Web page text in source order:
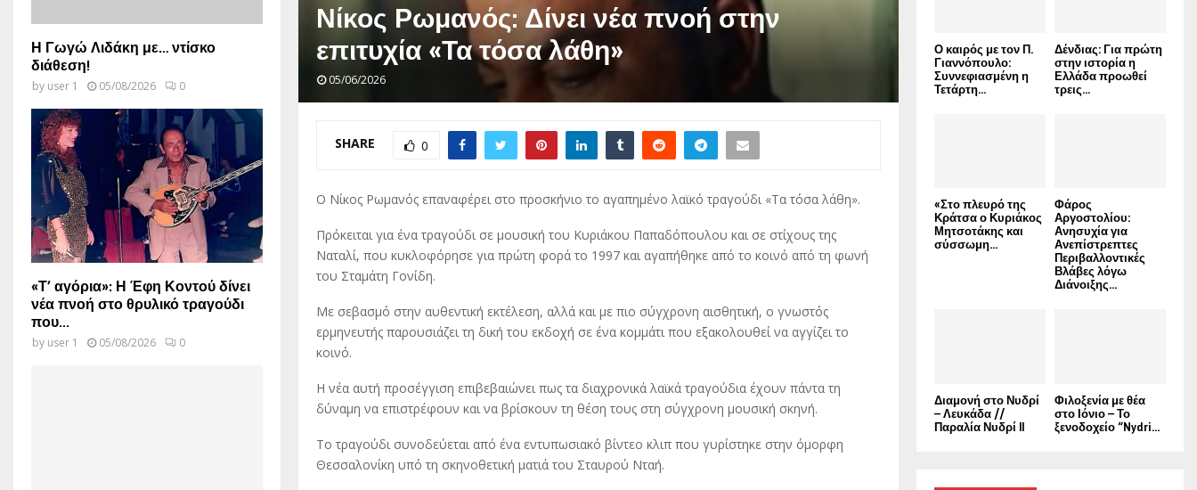
Νίκος Ρωμανός: Δίνει νέα πνοή στην
επιτυχία «Τα τόσα λάθη»
05/06/2026
SHARE 0
Ο Νίκος Ρωμανός επαναφέρει στο προσκήνιο το αγαπημένο λαϊκό τραγούδι «Τα τόσα λάθη».
Πρόκειται για ένα τραγούδι σε μουσική του Κυριάκου Παπαδόπουλου και σε στίχους της
Ναταλί, που κυκλοφόρησε για πρώτη φορά το 1997 και αγαπήθηκε από το κοινό από τη φωνή
του Σταμάτη Γονίδη.
Με σεβασμό στην αυθεντική εκτέλεση, αλλά και με πιο σύγχρονη αισθητική, ο γνωστός
ερμηνευτής παρουσιάζει τη δική του εκδοχή σε ένα κομμάτι που εξακολουθεί να αγγίζει το
κοινό.
Η νέα αυτή προσέγγιση επιβεβαιώνει πως τα διαχρονικά λαϊκά τραγούδια έχουν πάντα τη
δύναμη να επιστρέφουν και να βρίσκουν τη θέση τους στη σύγχρονη μουσική σκηνή.
Το τραγούδι συνοδεύεται από ένα εντυπωσιακό βίντεο κλιπ που γυρίστηκε στην όμορφη
Θεσσαλονίκη υπό τη σκηνοθετική ματιά του Σταυρού Νταή.
Η Γωγώ Λιδάκη με… ντίσκο
διάθεση!
by user 1 05/08/2026 0
«Τ’ αγόρια»: Η Έφη Κοντού δίνει
νέα πνοή στο θρυλικό τραγούδι
που...
by user 1 05/08/2026 0
H
Ο καιρός με τον Π.
Γιαννόπουλο:
Συννεφιασμένη η
Τετάρτη...
Δένδιας: Για πρώτη
στην ιστορία η
Ελλάδα προωθεί
τρεις...
«Στο πλευρό της
Κράτσα ο Κυριάκος
Μητσοτάκης και
σύσσωμη...
Φάρος
Αργοστολίου:
Ανησυχία για
Ανεπίστρεπτες
Περιβαλλοντικές
Βλάβες λόγω
Διάνοιξης...
Διαμονή στο Νυδρί
– Λευκάδα //
Παραλία Νυδρί II
Φιλοξενία με θέα
στο Ιόνιο – Το
ξενοδοχείο “Nydri...